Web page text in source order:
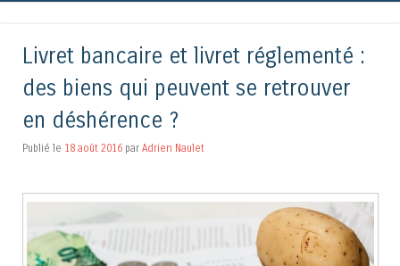
Livret bancaire et livret réglementé :
des biens qui peuvent se retrouver
en déshérence ?
Publié le 18 août 2016 par Adrien Naulet